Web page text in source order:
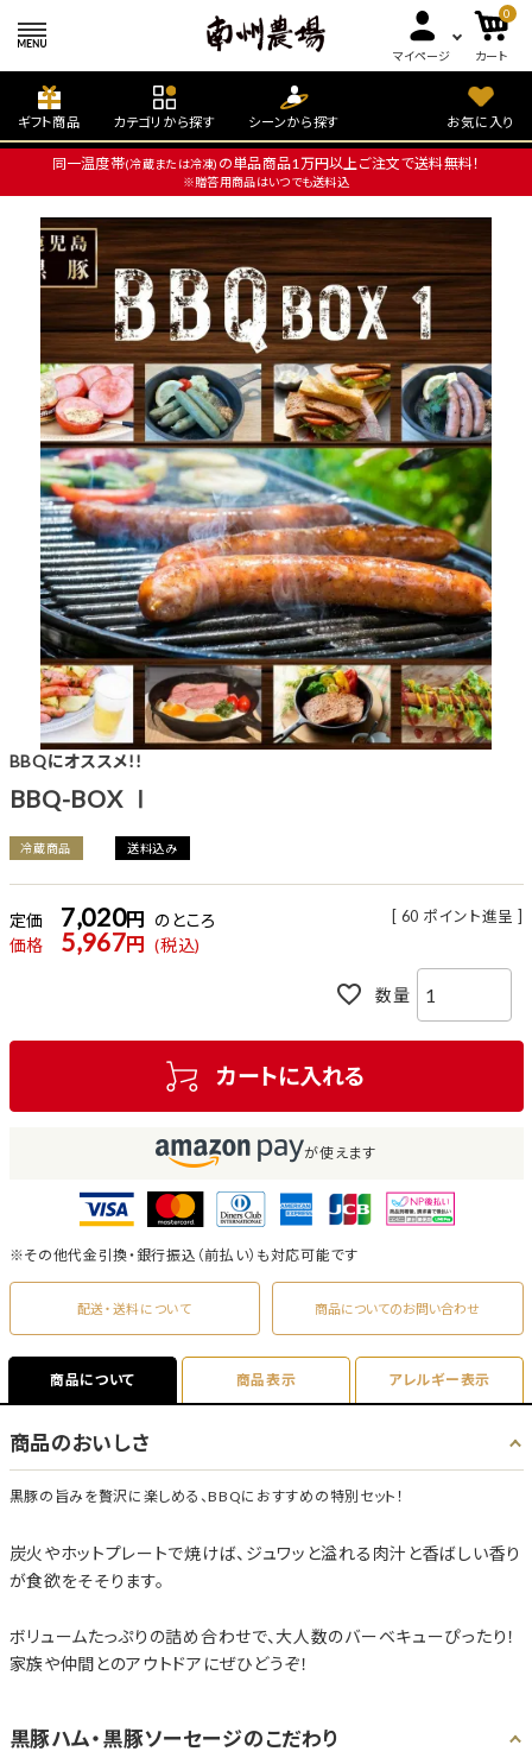
マイページ
0
カート
ギフト商品 カテゴリから探す シーンから探す お気に入り
同一温度帯(冷蔵または冷凍) の単品商品1万円以上ご注文で送料無料！
※贈答用商品はいつでも送料込
BBQにオススメ!!
BBQ-BOX Ⅰ
冷蔵商品 送料込み
定価 7,020
のところ
価格
5,967 税込
[ 60 ポイント進呈 ]
カートに入れる
が使えます
※その他代金引換・銀行振込（前払い）も対応可能です
配送・送料について 商品についてのお問い合わせ
商品について 商品表示 アレルギー表示
商品のおいしさ
黒豚の旨みを贅沢に楽しめる、BBQにおすすめの特別セット！
炭火やホットプレートで焼けば、ジュワッと溢れる肉汁と香ばしい香り
が食欲をそそります。
ボリュームたっぷりの詰め合わせで、大人数のバーベキューぴったり！
家族や仲間とのアウトドアにぜひどうぞ！
黒豚ハム・黒豚ソーセージのこだわり